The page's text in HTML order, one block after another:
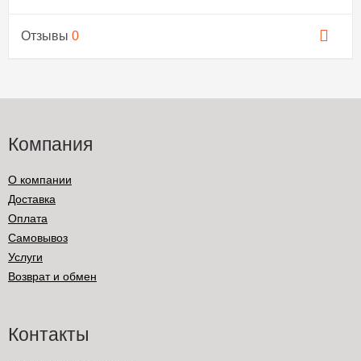
Отзывы 0
Компания
О компании
Доставка
Оплата
Самовывоз
Услуги
Возврат и обмен
Контакты